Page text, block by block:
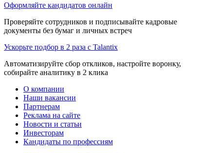
Оформляйте кандидатов онлайн
Проверяйте сотрудников и подписывайте кадровые
документы без бумаг и личных встреч
Ускорьте подбор в 2 раза с Talantix
Автоматизируйте сбор откликов, настройте воронку,
собирайте аналитику в 2 клика
О компании
Наши вакансии
Партнерам
Реклама на сайте
Новости и статьи
Инвесторам
Кандидаты по профессиям